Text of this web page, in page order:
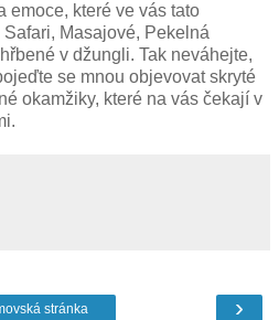
emoce, které ve vás tato
Masajové, Pekelná
v džungli. Tak neváhejte,
se mnou objevovat skryté
okamžiky, které na vás čekají v
›
stránka